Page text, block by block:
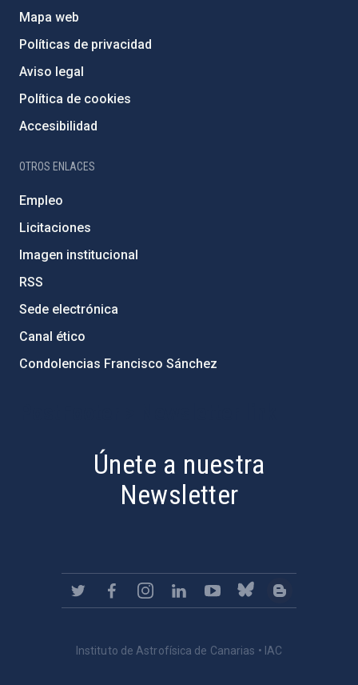
Mapa web
Políticas de privacidad
Aviso legal
Política de cookies
Accesibilidad
OTROS ENLACES
Empleo
Licitaciones
Imagen institucional
RSS
Sede electrónica
Canal ético
Condolencias Francisco Sánchez
Únete a nuestra
Newsletter
Instituto de Astrofísica de Canarias • IAC